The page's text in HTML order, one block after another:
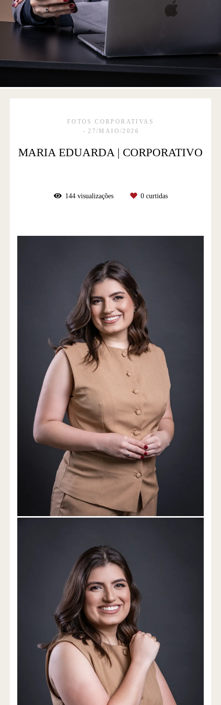
FOTOS CORPORATIVAS
27/MAIO/2026
MARIA EDUARDA | CORPORATIVO
144visualizações 0curtidas